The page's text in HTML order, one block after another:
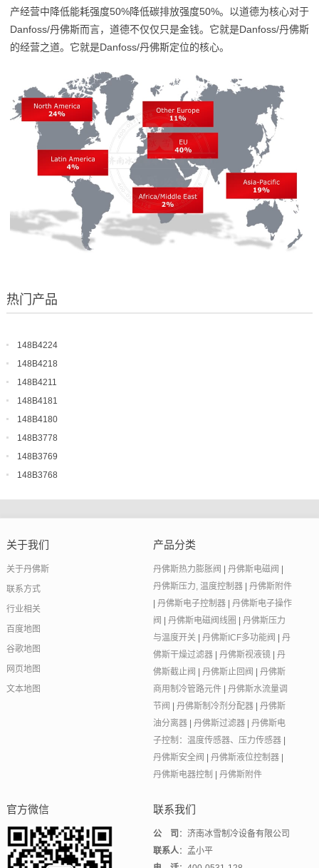
产经营中降低能耗强度50%降低碳排放强度50%。以道德为核心对于
Danfoss/丹佛斯而言，道德不仅仅只是金钱。它就是Danfoss/丹佛斯
的经营之道。它就是Danfoss/丹佛斯定位的核心。
热门产品
148B4224
148B4218
148B4211
148B4181
148B4180
148B3778
148B3769
148B3768
关于我们
关于丹佛斯
联系方式
行业相关
百度地图
谷歌地图
网页地图
文本地图
产品分类
丹佛斯热力膨胀阀 |丹佛斯电磁阀 |
丹佛斯压力, 温度控制器 |丹佛斯附件
|丹佛斯电子控制器 |丹佛斯电子操作
阀 |丹佛斯电磁阀线圈 |丹佛斯压力
与温度开关 |丹佛斯ICF多功能阀 |丹
佛斯干燥过滤器 |丹佛斯视液镜 |丹
佛斯截止阀 |丹佛斯止回阀 |丹佛斯
商用制冷管路元件 |丹佛斯水流量调
节阀 |丹佛斯制冷剂分配器 |丹佛斯
油分离器 |丹佛斯过滤器 |丹佛斯电
子控制：温度传感器、压力传感器 |
丹佛斯安全阀 |丹佛斯液位控制器 |
丹佛斯电器控制 |丹佛斯附件
官方微信 联系我们
公 司 ：济南冰雪制冷设备有限公司
联系人：孟小平